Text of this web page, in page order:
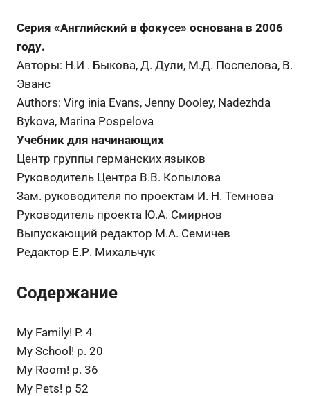
Серия «Английский в фокусе» основана в 2006
году.
Авторы: Н.И . Быкова, Д. Дули, М.Д. Поспелова, В.
Эванс
Authors: Virg inia Evans, Jenny Dooley, Nadezhda
Bykova, Marina Pospelova
Учебник для начинающих
Центр группы германских языков
Руководитель Центра В.В. Копылова
Зам. руководителя по проектам И. Н. Темнова
Руководитель проекта Ю.А. Смирнов
Выпускающий редактор М.А. Семичев
Редактор Е.Р. Михальчук
Содержание
My Family! P. 4
My School! p. 20
My Room! p. 36
My Pets! p 52